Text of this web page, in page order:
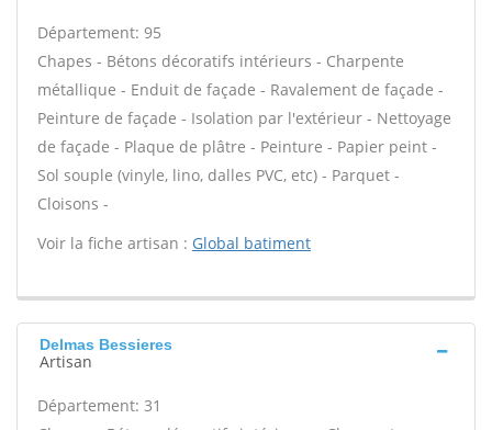
Département: 95
Chapes - Bétons décoratifs intérieurs - Charpente
métallique - Enduit de façade - Ravalement de façade -
Peinture de façade - Isolation par l'extérieur - Nettoyage
de façade - Plaque de plâtre - Peinture - Papier peint -
Sol souple (vinyle, lino, dalles PVC, etc) - Parquet -
Cloisons -
Voir la fiche artisan : Global batiment
Delmas Bessieres
Artisan
Département: 31